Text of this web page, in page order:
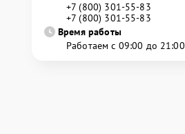
+7 (800) 301-55-83
+7 (800) 301-55-83
Время работы
Работаем с 09:00 до 21:00